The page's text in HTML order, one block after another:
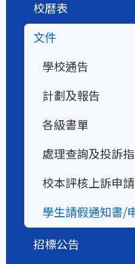
校曆表
文件
學校通告
計劃及報告
各級書單
處理查詢及投訴
校本評核上訴申
學生請假通知書/
招標公告